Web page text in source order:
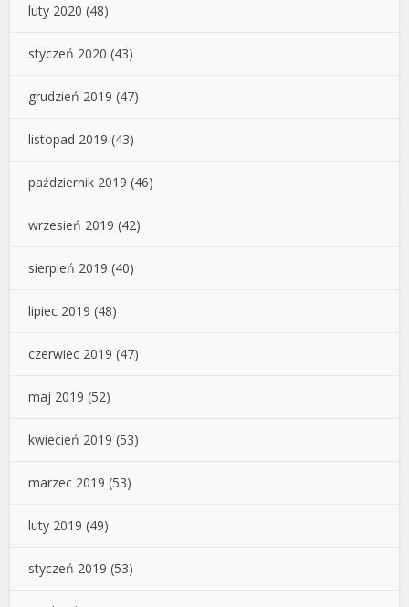
luty 2020 (48)
styczeń 2020 (43)
grudzień 2019 (47)
listopad 2019 (43)
październik 2019 (46)
wrzesień 2019 (42)
sierpień 2019 (40)
lipiec 2019 (48)
czerwiec 2019 (47)
maj 2019 (52)
kwiecień 2019 (53)
marzec 2019 (53)
luty 2019 (49)
styczeń 2019 (53)